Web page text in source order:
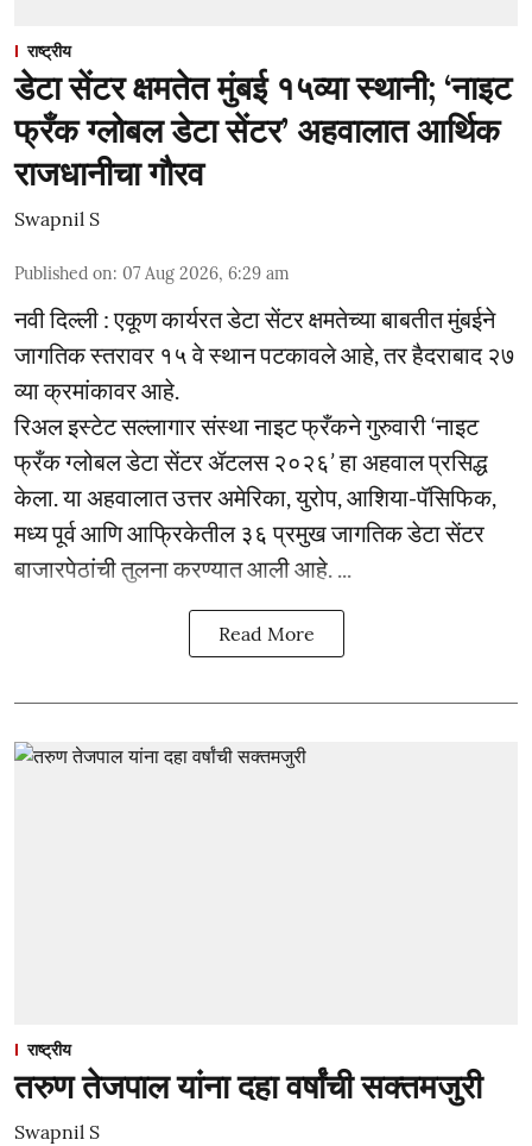
राष्ट्रीय
डेटा सेंटर क्षमतेत मुंबई १५व्या स्थानी; ‘नाइट
फ्रँक ग्लोबल डेटा सेंटर’ अहवालात आर्थिक
राजधानीचा गौरव
Swapnil S
Published on: 07 Aug 2026, 6:29 am
नवी दिल्ली : एकूण कार्यरत डेटा सेंटर क्षमतेच्या बाबतीत मुंबईने
जागतिक स्तरावर १५ वे स्थान पटकावले आहे, तर हैदराबाद २७
व्या क्रमांकावर आहे.
रिअल इस्टेट सल्लागार संस्था नाइट फ्रँकने गुरुवारी ‘नाइट
फ्रँक ग्लोबल डेटा सेंटर ॲटलस २०२६’ हा अहवाल प्रसिद्ध
केला. या अहवालात उत्तर अमेरिका, युरोप, आशिया-पॅसिफिक,
मध्य पूर्व आणि आफ्रिकेतील ३६ प्रमुख जागतिक डेटा सेंटर
बाजारपेठांची तुलना करण्यात आली आहे. ...
Read More
राष्ट्रीय
तरुण तेजपाल यांना दहा वर्षांची सक्तमजुरी
Swapnil S